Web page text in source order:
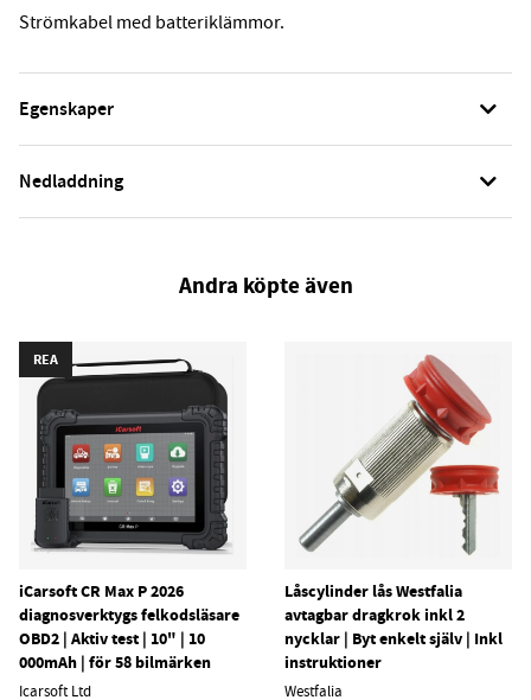
Strömkabel med batteriklämmor.
Egenskaper
Nedladdning
Andra köpte även
REA
iCarsoft CR Max P 2026
diagnosverktygs felkodsläsare
OBD2 | Aktiv test | 10" | 10
000mAh | för 58 bilmärken
Icarsoft Ltd
Låscylinder lås Westfalia
avtagbar dragkrok inkl 2
nycklar | Byt enkelt själv | Inkl
instruktioner
Westfalia